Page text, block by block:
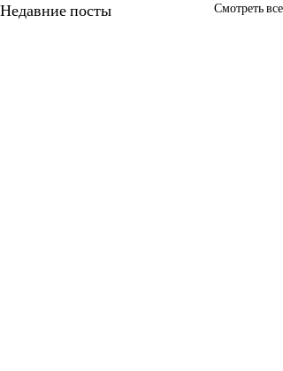
Недавние посты Смотреть все